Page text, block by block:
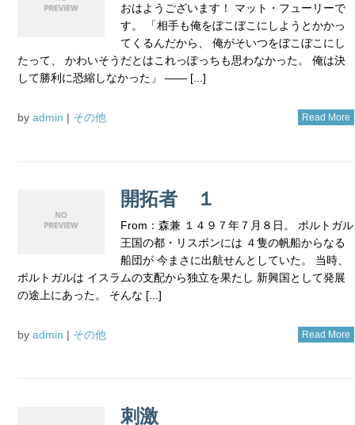
おはようございます！ マット・フューリーで
す。 「相手も俺をぼこぼこにしようとかかっ
てくるんだから、 俺がそいつをぼこぼこにし
たって、 かわいそうだとはこれっぽっちも思わなかった。 俺は決
して勝利に恐縮しなかった」 ―― [...]
by admin | その他 Read More
開拓者 １
From：森兼 １４９７年７月８日。 ポルトガル
王国の都・リスボンには ４隻の帆船からなる
船団が 今まさに出航せんとしていた。 当時、
ポルトガルは イスラムの支配から独立を果たし 新興国として発展
の途上にあった。 そんな [...]
by admin | その他 Read More
刺激